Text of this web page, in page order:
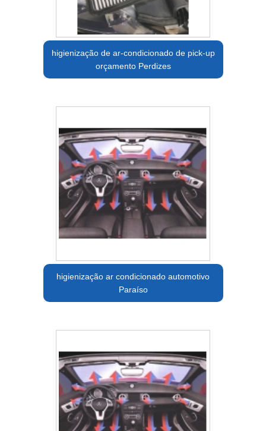
higienização de ar-condicionado de pick-up
orçamento Perdizes
higienização ar condicionado automotivo
Paraíso